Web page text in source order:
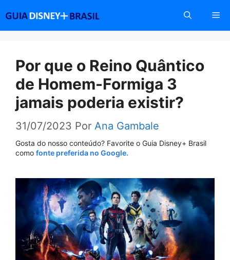
conteúdo
Por que o Reino Quântico
de Homem-Formiga 3
jamais poderia existir?
31/07/2023 Por Ana Gambale
Gosta do nosso conteúdo? Favorite o Guia Disney+ Brasil
como fonte preferida no Google.